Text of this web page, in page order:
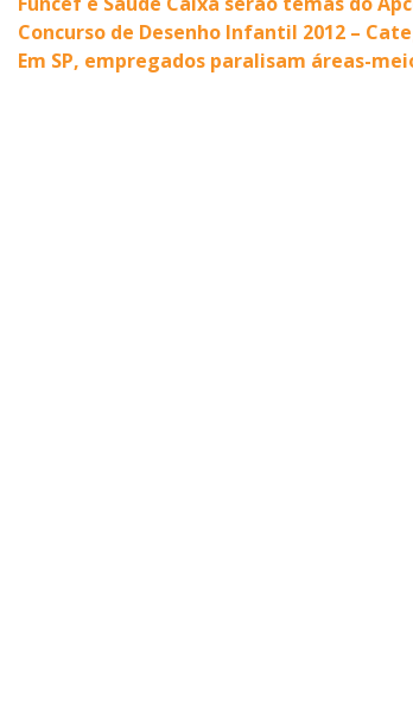
Concurso de Desenho Infantil 2012 –
Em SP, empregados paralisam áreas-